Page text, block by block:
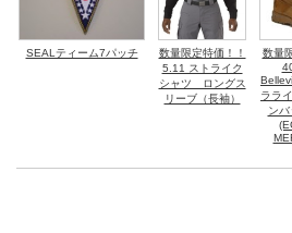
SEALティーム7パッチ
数量限定特価！！
5.11 ストライク
シャツ ロングス
リーブ（長袖）
数量
ララ
ン